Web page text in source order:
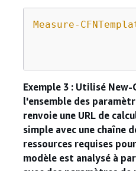
Measure-
Exemple 3 : Utilisé
l'ensemble des
renvoie une URL de
simple avec une chaîne
ressources requises
modèle est analysé à